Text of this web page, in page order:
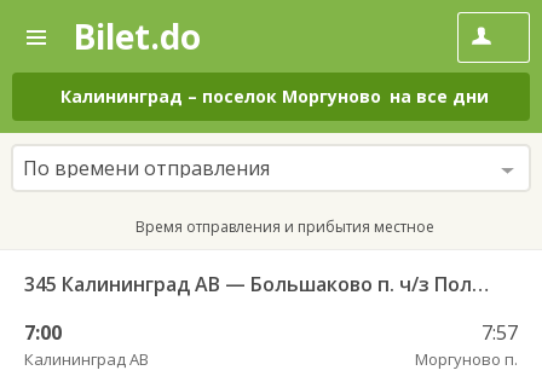
—
Поиск
и
покупка
билетов
на
автобус
онлайн
Bilet.do
Калининград – поселок Моргуново на все дни
По времени отправления
Время отправления и прибытия местное
345 Калининград АВ — Большаково п. ч/з Полесск г.
7:00
Калининград АВ
7:57
Моргуново п.